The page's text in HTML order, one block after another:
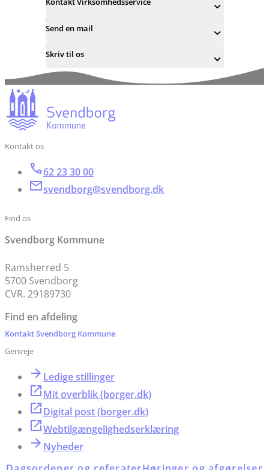
Send en mail
Skriv til os
Kontakt os
62 23 30 00
svendborg@svendborg.dk
Find os
Svendborg Kommune
Ramsherred 5
5700 Svendborg
CVR. 29189730
Find en afdeling
Kontakt Svendborg Kommune
Genveje
Ledige stillinger
Mit overblik (borger.dk)
Digital post (borger.dk)
Webtilgængelighedserklæring
Nyheder